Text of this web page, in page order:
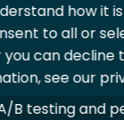
Email
deze
pagina
Print
deze
Volg
how it is
to all or
you can decline
see our
B testing and